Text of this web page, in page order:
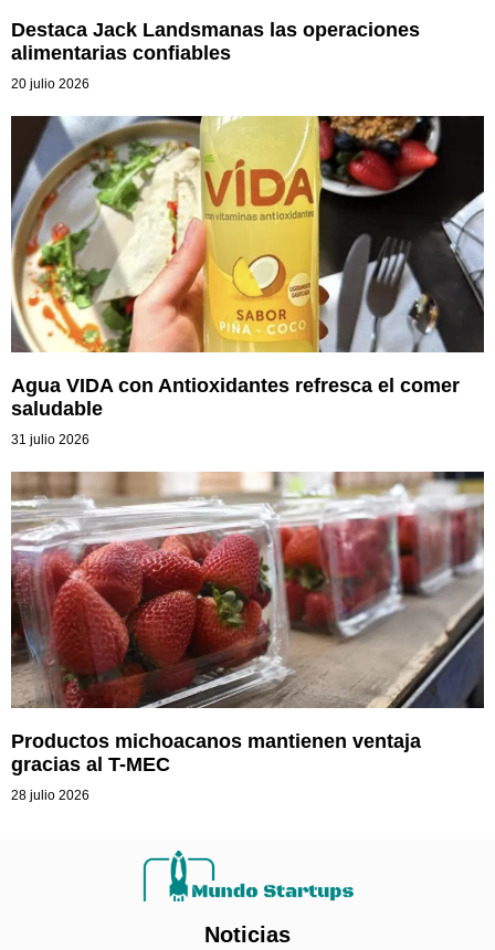
Destaca Jack Landsmanas las operaciones
alimentarias confiables
20 julio 2026
Agua VIDA con Antioxidantes refresca el comer
saludable
31 julio 2026
Productos michoacanos mantienen ventaja
gracias al T-MEC
28 julio 2026
Noticias